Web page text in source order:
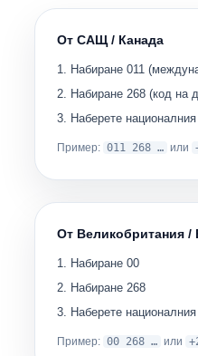
От САЩ / Канада
Набиране011
Набиране268 (код на
Наберете
Пример: 011 268 … или
От Великобритания /
Набиране00
Набиране268
Наберете
Пример: 00 268 … или